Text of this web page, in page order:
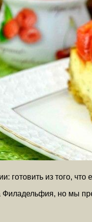
из того, что
Филадельфия, но мы